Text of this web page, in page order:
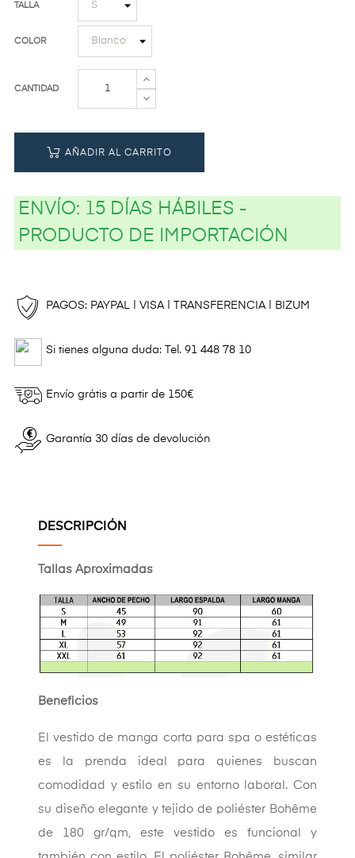
TALLA
COLOR
CANTIDAD
AÑADIR AL CARRITO
ENVÍO: 15 DÍAS HÁBILES -
PRODUCTO DE IMPORTACIÓN
PAGOS: PAYPAL | VISA | TRANSFERENCIA | BIZUM
Si tienes alguna duda: Tel. 91 448 78 10
Envío grátis a partir de 150€
Garantía 30 días de devolución
DESCRIPCIÓN
Tallas Aproximadas
Beneficios
El vestido de manga corta para spa o estéticas
es la prenda ideal para quienes buscan
comodidad y estilo en su entorno laboral. Con
su diseño elegante y tejido de poliéster Bohême
de 180 gr/qm, este vestido es funcional y